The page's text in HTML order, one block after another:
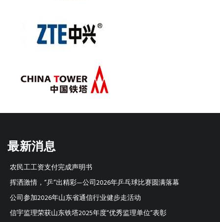
最新消息
农民工工资支付完成声明书
挥洒激情，“乒”出精彩—公司2026年乒乓球比赛圆满落幕
公司参加2026年山东省通信行业健步走活动
信宇监理荣获山东铁塔2025年度“优秀监理单位”表彰